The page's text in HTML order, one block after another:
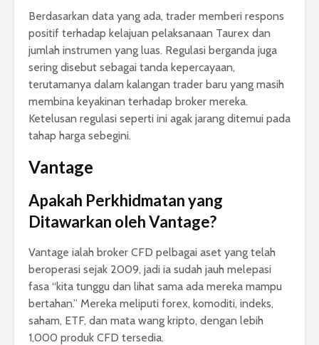
Berdasarkan data yang ada, trader memberi respons
positif terhadap kelajuan pelaksanaan Taurex dan
jumlah instrumen yang luas. Regulasi berganda juga
sering disebut sebagai tanda kepercayaan,
terutamanya dalam kalangan trader baru yang masih
membina keyakinan terhadap broker mereka.
Ketelusan regulasi seperti ini agak jarang ditemui pada
tahap harga sebegini.
Vantage
Apakah Perkhidmatan yang
Ditawarkan oleh Vantage?
Vantage ialah broker CFD pelbagai aset yang telah
beroperasi sejak 2009, jadi ia sudah jauh melepasi
fasa “kita tunggu dan lihat sama ada mereka mampu
bertahan.” Mereka meliputi forex, komoditi, indeks,
saham, ETF, dan mata wang kripto, dengan lebih
1,000 produk CFD tersedia.